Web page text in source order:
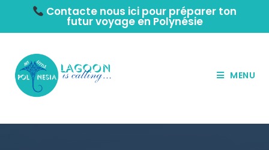
Contacte nous ici pour préparer ton
futur voyage en Polynésie
MENU